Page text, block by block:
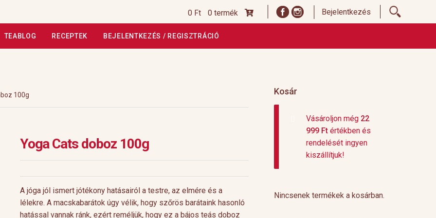
0 Ft 0 termék Bejelentkezés
TEABLOG RECEPTEK BEJELENTKEZÉS / REGISZTRÁCIÓ
fizetés Webáruház Rólunk HoReCa Impresszum
100g
Yoga Cats doboz 100g
A jóga jól ismert jótékony hatásairól a testre, az elmére és a
lélekre. A macskabarátok úgy vélik, hogy szőrös barátaink hasonló
hatással vannak ránk, ezért reméljük, hogy ez a bájos teás doboz
Kosár
Vásároljon még 22
999 Ft értékben és
rendelését ingyen
kiszállítjuk!
Nincsenek termékek a kosárban.